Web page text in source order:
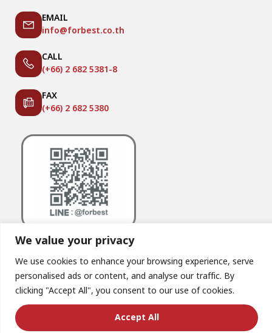
We value your privacy
We use cookies to enhance your browsing experience, serve
personalised ads or content, and analyse our traffic. By
clicking "Accept All", you consent to our use of cookies.
Accept All
EMAIL
info@forbest.co.th
CALL
(+66) 2 682 5381-8
FAX
(+66) 2 682 5380
© Copyright – 2025. All rights reserved.